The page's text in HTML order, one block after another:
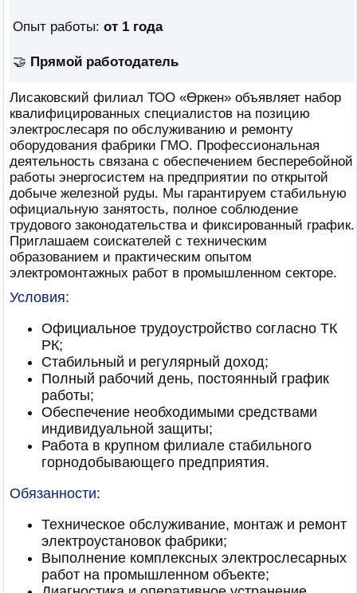
Опыт работы: от 1 года
🤝 Прямой работодатель
Лисаковский филиал ТОО «Өркен» объявляет набор
квалифицированных специалистов на позицию
электрослесаря по обслуживанию и ремонту
оборудования фабрики ГМО. Профессиональная
деятельность связана с обеспечением бесперебойной
работы энергосистем на предприятии по открытой
добыче железной руды. Мы гарантируем стабильную
официальную занятость, полное соблюдение
трудового законодательства и фиксированный график.
Приглашаем соискателей с техническим
образованием и практическим опытом
электромонтажных работ в промышленном секторе.
Условия:
Официальное трудоустройство согласно ТК
РК;
Стабильный и регулярный доход;
Полный рабочий день, постоянный график
работы;
Обеспечение необходимыми средствами
индивидуальной защиты;
Работа в крупном филиале стабильного
горнодобывающего предприятия.
Обязанности:
Техническое обслуживание, монтаж и ремонт
электроустановок фабрики;
Выполнение комплексных электрослесарных
работ на промышленном объекте;